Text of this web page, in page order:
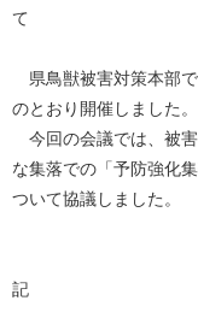
て
県鳥獣被害対策本部
のとおり開催しました。
今回の会議では、被
な集落での「予防強化
ついて協議しました。
記